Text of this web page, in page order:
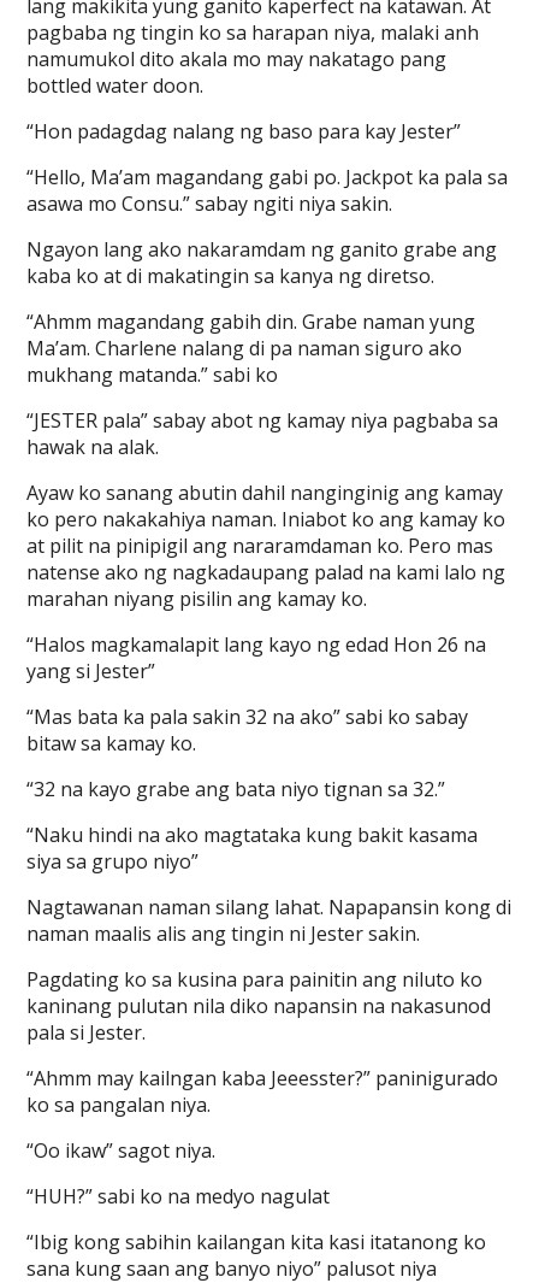
lang makikita yung ganito kaperfect na katawan. At
pagbaba ng tingin ko sa harapan niya, malaki anh
namumukol dito akala mo may nakatago pang
bottled water doon.
“Hon padagdag nalang ng baso para kay Jester”
“Hello, Ma’am magandang gabi po. Jackpot ka pala sa
asawa mo Consu.” sabay ngiti niya sakin.
Ngayon lang ako nakaramdam ng ganito grabe ang
kaba ko at di makatingin sa kanya ng diretso.
“Ahmm magandang gabih din. Grabe naman yung
Ma’am. Charlene nalang di pa naman siguro ako
mukhang matanda.” sabi ko
“JESTER pala” sabay abot ng kamay niya pagbaba sa
hawak na alak.
Ayaw ko sanang abutin dahil nanginginig ang kamay
ko pero nakakahiya naman. Iniabot ko ang kamay ko
at pilit na pinipigil ang nararamdaman ko. Pero mas
natense ako ng nagkadaupang palad na kami lalo ng
marahan niyang pisilin ang kamay ko.
“Halos magkamalapit lang kayo ng edad Hon 26 na
yang si Jester”
“Mas bata ka pala sakin 32 na ako” sabi ko sabay
bitaw sa kamay ko.
“32 na kayo grabe ang bata niyo tignan sa 32.”
“Naku hindi na ako magtataka kung bakit kasama
siya sa grupo niyo”
Nagtawanan naman silang lahat. Napapansin kong di
naman maalis alis ang tingin ni Jester sakin.
Pagdating ko sa kusina para painitin ang niluto ko
kaninang pulutan nila diko napansin na nakasunod
pala si Jester.
“Ahmm may kailngan kaba Jeeesster?” paninigurado
ko sa pangalan niya.
“Oo ikaw” sagot niya.
“HUH?” sabi ko na medyo nagulat
“Ibig kong sabihin kailangan kita kasi itatanong ko
sana kung saan ang banyo niyo” palusot niya